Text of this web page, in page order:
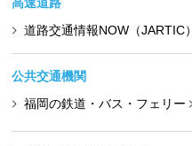
道路交通情報NOW（JARTIC）
公共交通機関
福岡の鉄道・バス・フェリー